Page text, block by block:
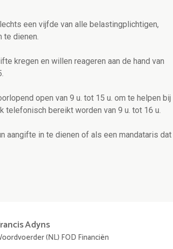
een vijfde van alle belastingplichtigen,
te dienen.
kregen en willen reageren aan de hand van
open van 9 u. tot 15 u. om te helpen bij
telefonisch bereikt worden van 9 u. tot 16 u.
aangifte in te dienen of als een mandataris dat
Adyns
(NL) FOD Financiën